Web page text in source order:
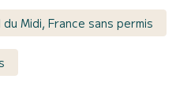
Midi, France sans permis